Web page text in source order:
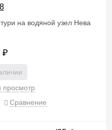
на водяной узел Нева
₽
просмотр
Сравнение